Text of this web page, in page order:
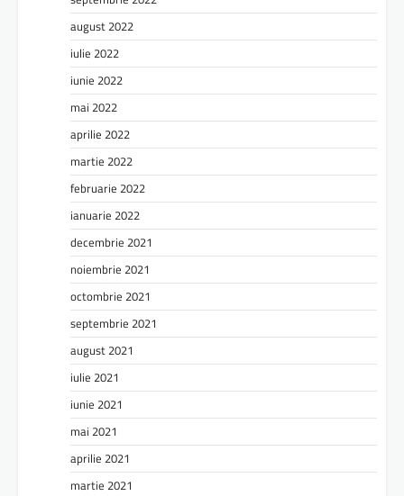
august 2022
iulie 2022
iunie 2022
mai 2022
aprilie 2022
martie 2022
februarie 2022
ianuarie 2022
decembrie 2021
noiembrie 2021
octombrie 2021
septembrie 2021
august 2021
iulie 2021
iunie 2021
mai 2021
aprilie 2021
martie 2021